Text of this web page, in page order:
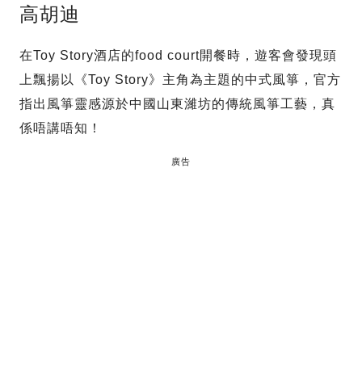
高胡迪
在Toy Story酒店的food court開餐時，遊客會發現頭
上飄揚以《Toy Story》主角為主題的中式風箏，官方
指出風箏靈感源於中國山東濰坊的傳統風箏工藝，真
係唔講唔知！
廣告